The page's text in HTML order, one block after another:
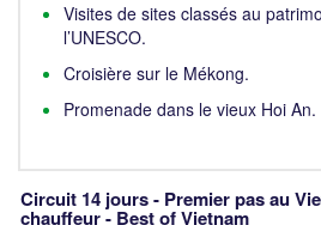
Visites de sites classés au
l’UNESCO.
Croisière sur le Mékong.
Promenade dans le vieux Hoi An.
Circuit 14 jours - Premier pas au
chauffeur - Best of Vietnam